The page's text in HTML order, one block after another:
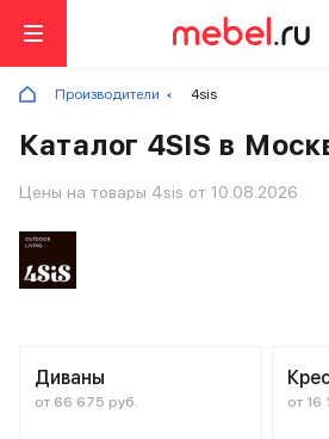
Производители 4sis
Каталог 4SIS в
Цены на товары 4sis от 10.08.2026
Диваны
от 66 675 руб. от 16